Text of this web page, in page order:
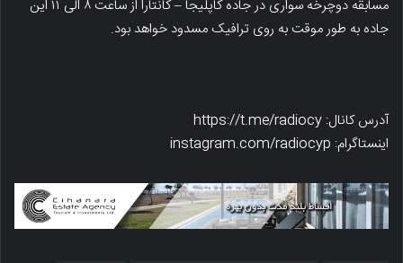
مسابقه دوچرخه سواری در جاده کاپلیجا – کانتارا از ساعت ۸ الی ۱۱ این
جاده به طور موقت به روی ترافیک مسدود خواهد بود.
آدرس کانال: https://t.me/radiocy
اینستاگرام: instagram.com/radiocyp